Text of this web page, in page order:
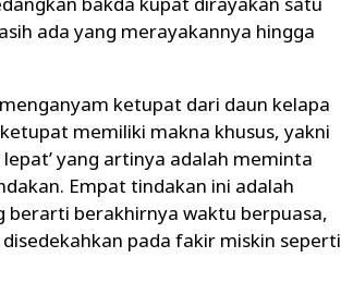
ada yang merayakannya hingga
ketupat dari daun kelapa
memiliki makna khusus, yakni
yang artinya adalah meminta
Empat tindakan ini adalah
berarti berakhirnya waktu berpuasa,
pada fakir miskin seperti